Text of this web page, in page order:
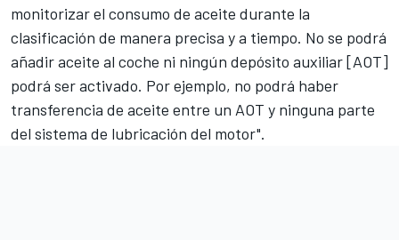
monitorizar el consumo de aceite durante la
clasificación de manera precisa y a tiempo. No se podrá
añadir aceite al coche ni ningún depósito auxiliar [AOT]
podrá ser activado. Por ejemplo, no podrá haber
transferencia de aceite entre un AOT y ninguna parte
del sistema de lubricación del motor".